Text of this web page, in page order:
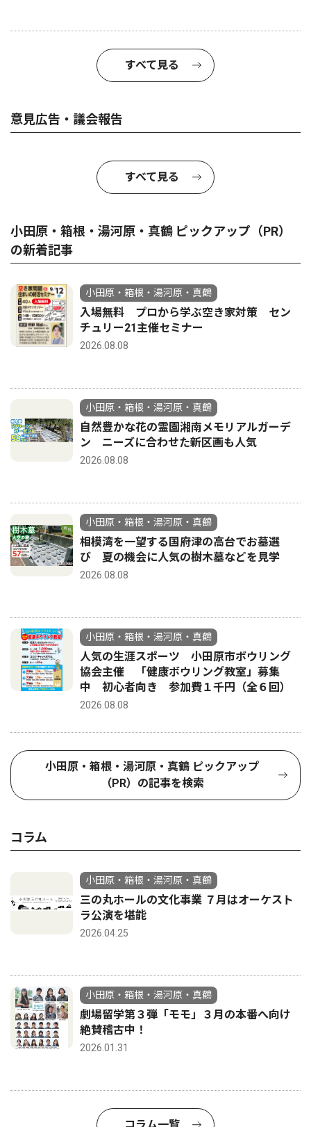
すべて見る
意見広告・議会報告
すべて見る
小田原・箱根・湯河原・真鶴 ピックアップ（PR）
の新着記事
小田原・箱根・湯河原・真鶴
入場無料 プロから学ぶ空き家対策 セン
チュリー21主催セミナー
2026.08.08
小田原・箱根・湯河原・真鶴
自然豊かな花の霊園湘南メモリアルガーデ
ン ニーズに合わせた新区画も人気
2026.08.08
小田原・箱根・湯河原・真鶴
相模湾を一望する国府津の高台でお墓選
び 夏の機会に人気の樹木墓などを見学
2026.08.08
小田原・箱根・湯河原・真鶴
人気の生涯スポーツ 小田原市ボウリング
協会主催 「健康ボウリング教室」募集
中 初心者向き 参加費１千円（全６回）
2026.08.08
小田原・箱根・湯河原・真鶴 ピックアップ
（PR）の記事を検索
コラム
小田原・箱根・湯河原・真鶴
三の丸ホールの文化事業 ７月はオーケスト
ラ公演を堪能
2026.04.25
小田原・箱根・湯河原・真鶴
劇場留学第３弾「モモ」３月の本番へ向け
絶賛稽古中！
2026.01.31